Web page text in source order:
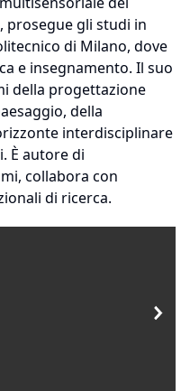
prosegue gli studi in
di Milano, dove
e insegnamento. Il suo
della progettazione
della
interdisciplinare
È autore di
collabora con
di ricerca.